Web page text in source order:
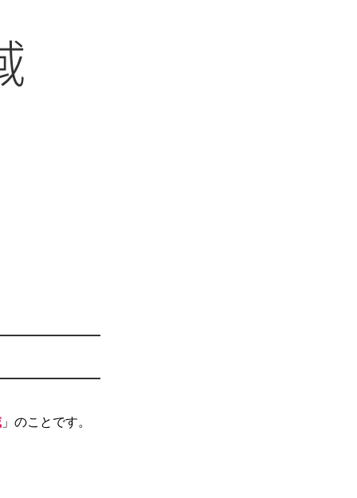
」のことです。